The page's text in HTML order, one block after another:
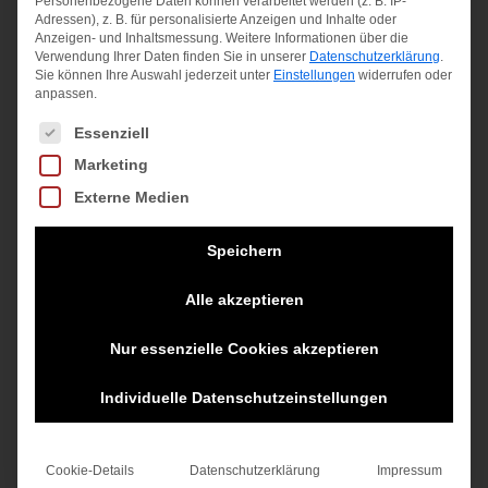
Angebot!
Adressen), z. B. für personalisierte Anzeigen und Inhalte oder
Anzeigen- und Inhaltsmessung. Weitere Informationen über die
Verwendung Ihrer Daten finden Sie in unserer Datenschutzerklärung
Sie können Ihre Auswahl jederzeit unter Einstellungen widerrufen oder
anpassen.
Es folgt eine Liste der Service-Gruppen, für die eine
Essenziell
Marketing
Externe Medien
Speichern
Alle akzeptieren
Nur essenzielle Cookies akzeptieren
Individuelle Datenschutzeinstellungen
Cookie-Details Datenschutzerklärung Impressum